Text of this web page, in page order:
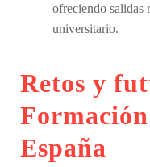
ofreciendo salidas
universitario.
Retos y
España